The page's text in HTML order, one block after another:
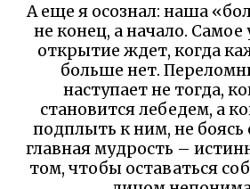
А еще я осознал: наша
не конец, а начало.
открытие ждет, когда
больше нет.
наступает не тогда,
становится лебедем, а
подплыть к ним, не боясь
главная мудрость –
том, чтобы оставаться